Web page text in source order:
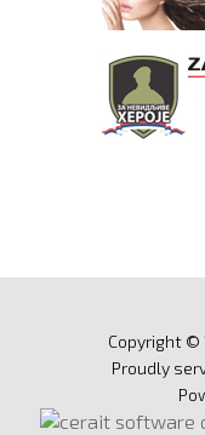
Copyright ©
Proudly